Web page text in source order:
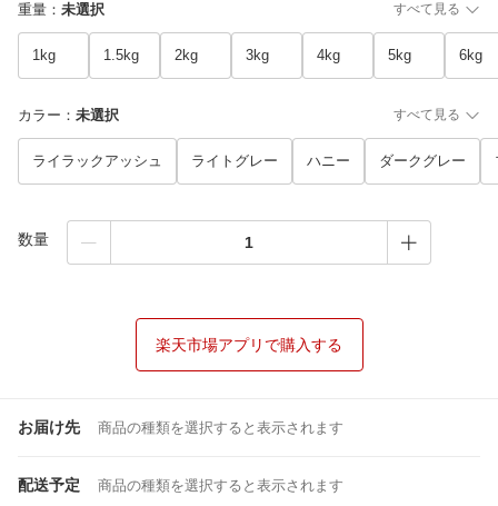
重量 ： 未選択 すべて見る
1kg 1.5kg 2kg 3kg 4kg 5kg 6kg
カラー ： 未選択 すべて見る
ライラックアッシュ ライトグレー ハニー ダークグレー
数量
楽天市場アプリで購入する
お届け先 商品の種類を選択すると表示されます
配送予定 商品の種類を選択すると表示されます